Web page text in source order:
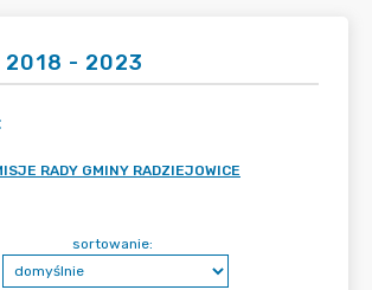
2018 - 2023
:
RADY GMINY RADZIEJOWICE
sortowanie: